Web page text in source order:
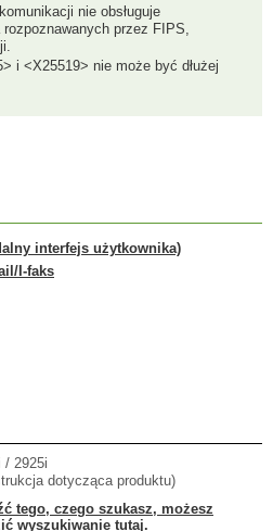
nie obsługuje
przez FIPS,
i <X25519> nie może być dłużej
interfejs użytkownika)
I-faks
/ 2925i
dotycząca produktu)
tego, czego szukasz, możesz
wyszukiwanie tutaj.